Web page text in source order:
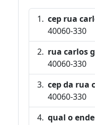
cep rua
40060-330
rua carlos
40060-330
cep da rua
40060-330
qual o